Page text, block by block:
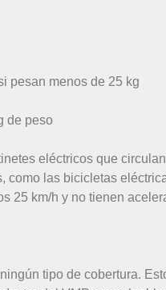
pesan menos de 25 kg
de peso
eléctricos que
como las bicicletas
25 km/h y no tienen
tipo de cobertura.